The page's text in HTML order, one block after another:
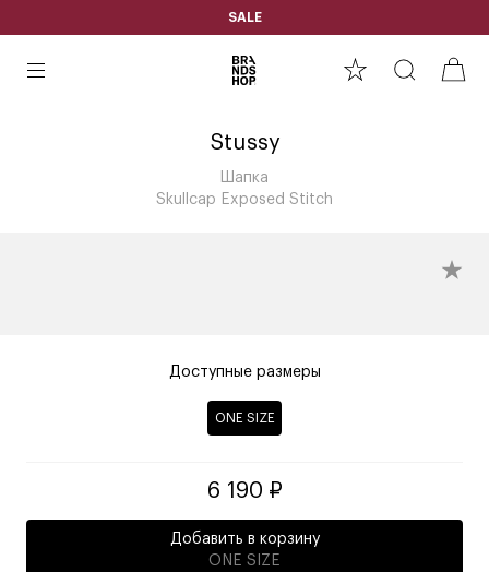
SALE
Stussy
Шапка
Skullcap Exposed Stitch
Доступные размеры
ONE SIZE
6 190 ₽
Добавить в корзину
ONE SIZE